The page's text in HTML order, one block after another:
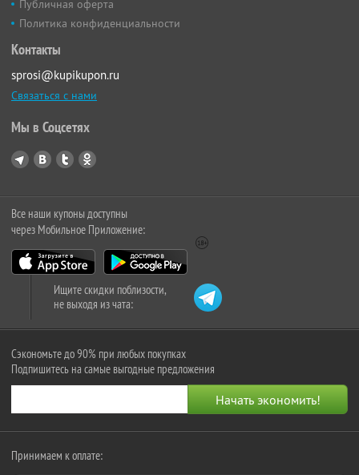
Публичная оферта
Политика конфиденциальности
Контакты
sprosi@kupikupon.ru
Связаться с нами
Мы в Соцсетях
Все наши купоны доступны
через Мобильное Приложение:
Ищите скидки поблизости,
не выходя из чата:
Сэкономьте до 90% при любых покупках
Подпишитесь на самые выгодные предложения
Принимаем к оплате: